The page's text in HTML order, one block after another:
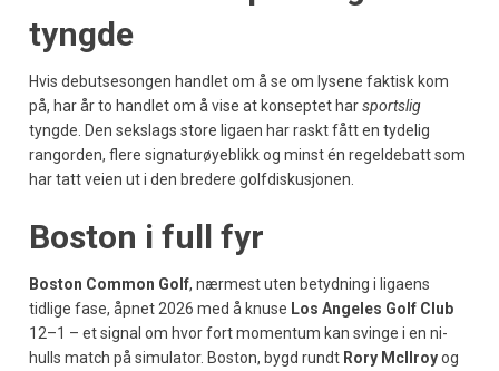
tyngde
Hvis debutsesongen handlet om å se om lysene faktisk kom
på, har år to handlet om å vise at konseptet harsportslig
tyngde. Den sekslags store ligaen har raskt fått en tydelig
rangorden, flere signaturøyeblikk og minst én regeldebatt som
har tatt veien ut i den bredere golfdiskusjonen.
Boston i full fyr
Boston Common Golf, nærmest uten betydning i ligaens
tidlige fase, åpnet 2026 med å knuse Los Angeles Golf Club
12–1 – et signal om hvor fort momentum kan svinge i en ni-
hulls match på simulator. Boston, bygd rundt Rory McIlroyog